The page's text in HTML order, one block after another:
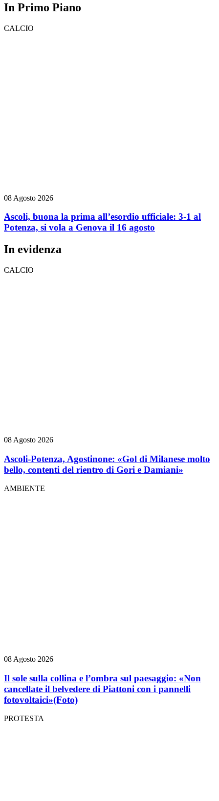
In Primo Piano
CALCIO
08 Agosto 2026
Ascoli, buona la prima all’esordio ufficiale: 3-1 al
Potenza, si vola a Genova il 16 agosto
In evidenza
CALCIO
08 Agosto 2026
Ascoli-Potenza, Agostinone: «Gol di Milanese molto
bello, contenti del rientro di Gori e Damiani»
AMBIENTE
08 Agosto 2026
Il sole sulla collina e l’ombra sul paesaggio: «Non
cancellate il belvedere di Piattoni con i pannelli
fotovoltaici»(Foto)
PROTESTA